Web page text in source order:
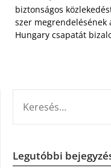
biztonságos
szer megrendelésének
Hungary csapatát
Legutóbbi